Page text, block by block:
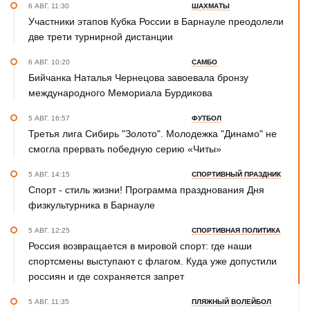
6 АВГ. 11:30 ШАХМАТЫ
Участники этапов Кубка России в Барнауле преодолели
две трети турнирной дистанции
6 АВГ. 10:20 САМБО
Бийчанка Наталья Чернецова завоевала бронзу
международного Мемориала Бурдикова
5 АВГ. 16:57 ФУТБОЛ
Третья лига Сибирь "Золото". Молодежка "Динамо" не
смогла прервать победную серию «Читы»
5 АВГ. 14:15 СПОРТИВНЫЙ ПРАЗДНИК
Спорт - стиль жизни! Программа празднования Дня
физкультурника в Барнауле
5 АВГ. 12:25 СПОРТИВНАЯ ПОЛИТИКА
Россия возвращается в мировой спорт: где наши
спортсмены выступают с флагом. Куда уже допустили
россиян и где сохраняется запрет
5 АВГ. 11:35 ПЛЯЖНЫЙ ВОЛЕЙБОЛ